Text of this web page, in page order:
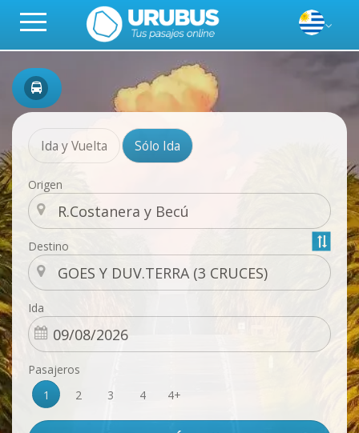
Ida y Vuelta Sólo Ida
Origen
Destino
Ida
Pasajeros
1
2 3 4 4+